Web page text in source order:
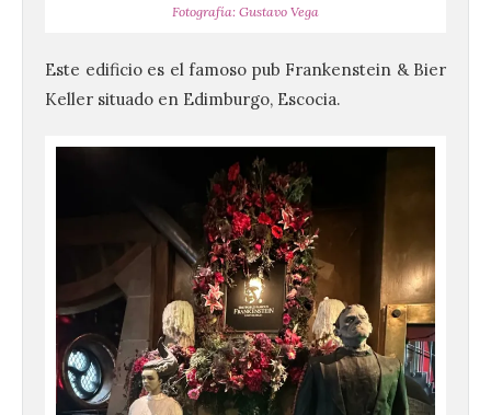
Fotografía: Gustavo Vega
Este edificio es el famoso pub Frankenstein & Bier
Keller situado en Edimburgo, Escocia.